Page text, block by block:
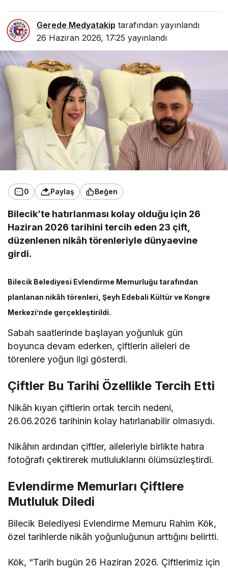
Gerede Medyatakip tarafından yayınlandı
26 Haziran 2026, 17:25 yayınlandı
0 Paylaş Beğen
Bilecik’te hatırlanması kolay olduğu için 26
Haziran 2026 tarihini tercih eden 23 çift,
düzenlenen nikâh törenleriyle dünyaevine
girdi.
Bilecik Belediyesi Evlendirme Memurluğu tarafından
planlanan nikâh törenleri, Şeyh Edebali Kültür ve Kongre
Merkezi’nde gerçekleştirildi.
Sabah saatlerinde başlayan yoğunluk gün
boyunca devam ederken, çiftlerin aileleri de
törenlere yoğun ilgi gösterdi.
Çiftler Bu Tarihi Özellikle Tercih Etti
Nikâh kıyan çiftlerin ortak tercih nedeni,
26.06.2026 tarihinin kolay hatırlanabilir olmasıydı.
Nikâhın ardından çiftler, aileleriyle birlikte hatıra
fotoğrafı çektirerek mutluluklarını ölümsüzleştirdi.
Evlendirme Memurları Çiftlere
Mutluluk Diledi
Bilecik Belediyesi Evlendirme Memuru Rahim Kök,
özel tarihlerde nikâh yoğunluğunun arttığını belirtti.
Kök, “Tarih bugün 26 Haziran 2026. Çiftlerimiz için